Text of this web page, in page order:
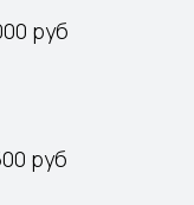
руб
руб